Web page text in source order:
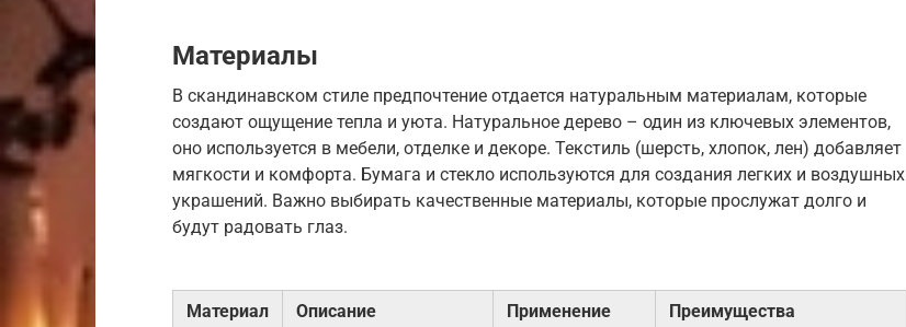
Материалы
В скандинавском стиле предпочтение отдается натуральным материалам, которые
создают ощущение тепла и уюта. Натуральное дерево – один из ключевых элементов,
оно используется в мебели, отделке и декоре. Текстиль (шерсть, хлопок, лен) добавляет
мягкости и комфорта. Бумага и стекло используются для создания легких и воздушных
украшений. Важно выбирать качественные материалы, которые прослужат долго и
будут радовать глаз.
Материал Описание Применение Преимущества